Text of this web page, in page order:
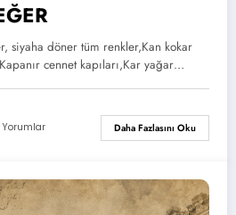
siyaha döner tüm renkler,Kan kokar
cennet kapıları,Kar yağar…
Yorumlar Daha Fazlasını Oku